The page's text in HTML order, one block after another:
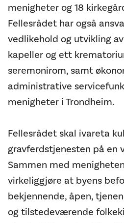
menigheter og 18
Fellesrådet har også
vedlikehold og utvikling
kapeller og ett
seremonirom, samt
administrative
menigheter i Trondheim.
Fellesrådet skal ivareta
gravferdstjenesten på en
Sammen med
virkeliggjøre at byens
bekjennende, åpen,
og tilstedeværende